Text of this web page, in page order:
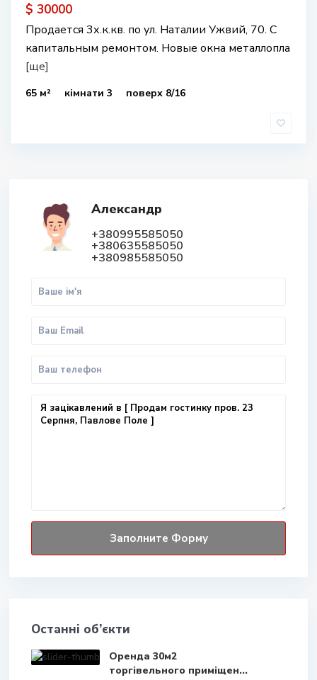
$ 30000
Продается 3х.к.кв. по ул. Наталии Ужвий, 70. С
капитальным ремонтом. Новые окна металлопла
[ще]
65 м² кімнати 3 поверх 8/16
Александр
+380995585050
+380635585050
+380985585050
Останні об’єкти
Оренда 30м2
торгівельного приміщен...